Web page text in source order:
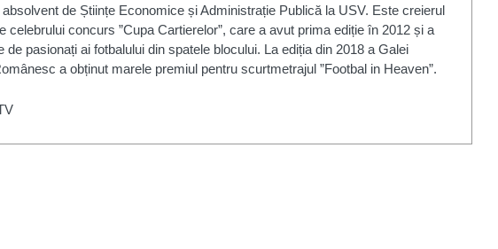
de Științe Economice și Administrație Publică la USV. Este creierul
celebrului concurs ”Cupa Cartierelor”, care a avut prima ediție în 2012 și a
de pasionați ai fotbalului din spatele blocului. La ediția din 2018 a Galei
a obținut marele premiul pentru scurtmetrajul ”Footbal in Heaven”.